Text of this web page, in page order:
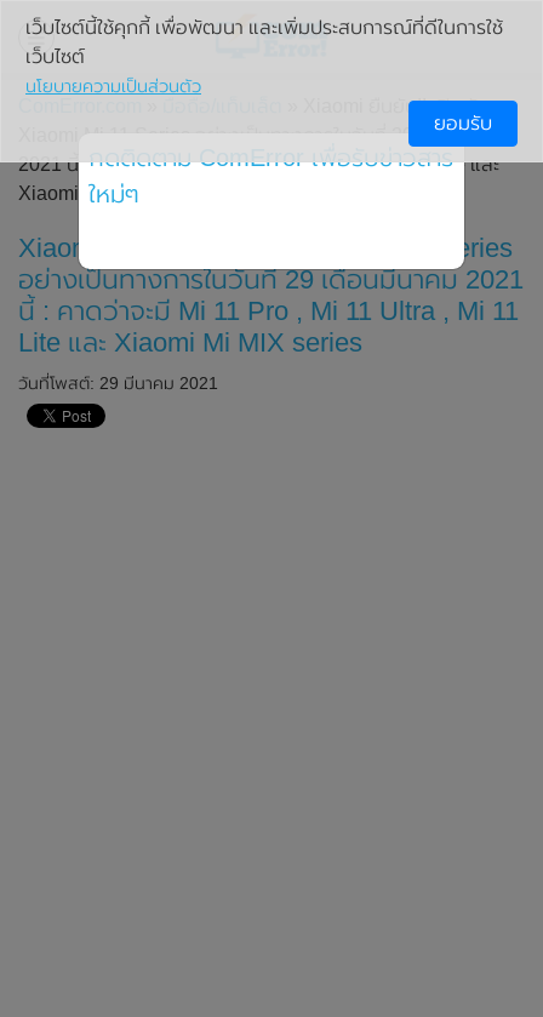
» Xiaomi ยืนยัน!! เปิดตัว
Xiaomi Mi 11 Series อย่างเป็นทางการในวันที่ 29 เดือนมีนาคม
2021 นี้ : คาดว่าจะมี Mi 11 Pro , Mi 11 Ultra , Mi 11 Lite และ
Xiaomi Mi MIX series
Xiaomi ยืนยัน!! เปิดตัว Xiaomi Mi 11 Series
อย่างเป็นทางการในวันที่ 29 เดือนมีนาคม 2021
นี้ : คาดว่าจะมี Mi 11 Pro , Mi 11 Ultra , Mi 11
Lite และ Xiaomi Mi MIX series
วันที่โพสต์: 29 มีนาคม 2021
เว็บไซต์นี้ใช้คุกกี้ เพื่อพัฒนา และเพิ่มประสบการณ์ที่ดีในการใช้
เว็บไซต์
นโยบายความเป็นส่วนตัว
ยอมรับ
กดติดตาม ComError เพื่อรับข่าวสาร
ใหม่ๆ